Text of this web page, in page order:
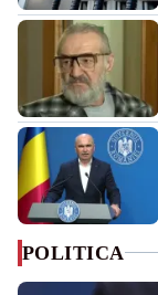
POLITICA